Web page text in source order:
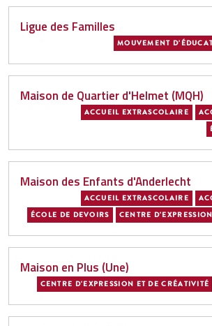
Ligue des Familles
MOUVEMENT
Maison de Quartier d'Helmet (MQH)
ACCUEIL EXTRASCOLAIRE
Maison des Enfants d'Anderlecht
ACCUEIL EXTRASCOLAIRE
ÉCOLE DE DEVOIRS
CENTRE
Maison en Plus (Une)
CENTRE D'EXPRESSION ET DE CRÉATIVITÉ